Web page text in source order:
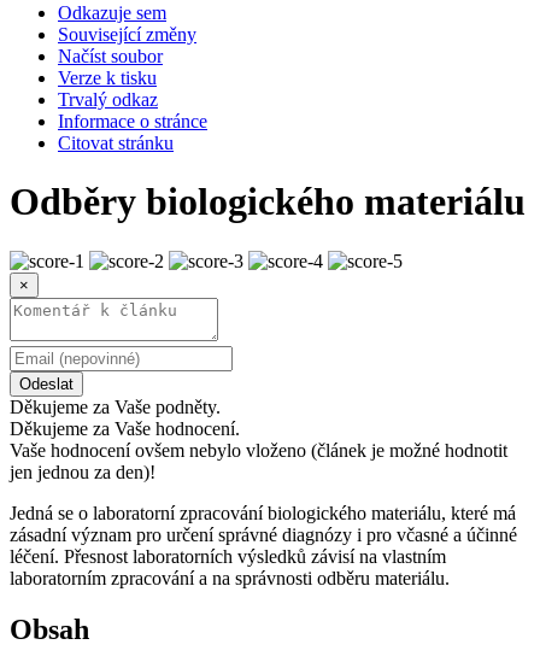
Odkazuje sem
Související změny
Načíst soubor
Verze k tisku
Trvalý odkaz
Informace o stránce
Citovat stránku
Odběry biologického materiálu
×
Odeslat
Děkujeme za Vaše podněty.
Děkujeme za Vaše hodnocení.
Vaše hodnocení ovšem nebylo vloženo (článek je možné hodnotit
jen jednou za den)!
Jedná se o laboratorní zpracování biologického materiálu, které má
zásadní význam pro určení správné diagnózy i pro včasné a účinné
léčení. Přesnost laboratorních výsledků závisí na vlastním
laboratorním zpracování a na správnosti odběru materiálu.
Obsah